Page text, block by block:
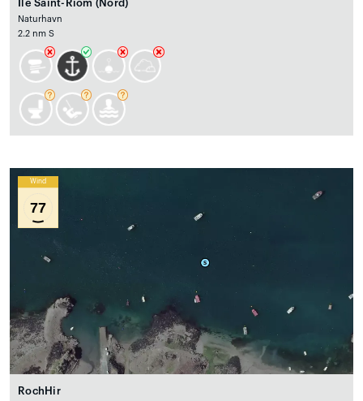
Île Saint-Riom (Nord)
Naturhavn
2.2 nm S
Wind
77
RochHir